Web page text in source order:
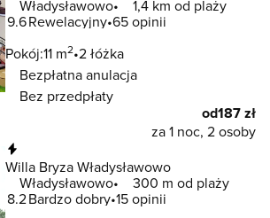
Władysławowo
1,4 km od plaży
9.6Rewelacyjny 65 opinii
Pokój:11 m2 2 łóżka
Bezpłatna anulacja
Bez przedpłaty
od187 zł
za 1 noc, 2 osoby
Willa Bryza Władysławowo
Władysławowo
300 m od plaży
8.2Bardzo dobry 15 opinii